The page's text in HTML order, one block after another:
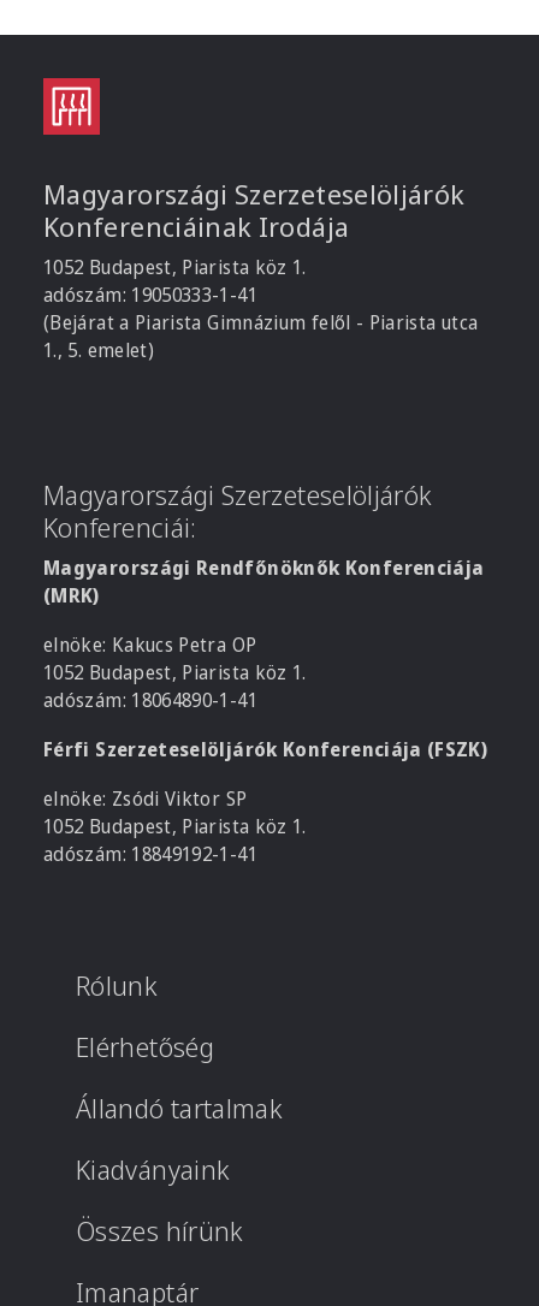
Magyarországi Szerzeteselöljárók
Konferenciáinak Irodája
1052 Budapest, Piarista köz 1.
adószám: 19050333-1-41
(Bejárat a Piarista Gimnázium felől - Piarista utca
1., 5. emelet)
Magyarországi Szerzeteselöljárók
Konferenciái:
Magyarországi Rendfőnöknők Konferenciája
(MRK)
elnöke: Kakucs Petra OP
1052 Budapest, Piarista köz 1.
adószám: 18064890-1-41
Férfi Szerzeteselöljárók Konferenciája (FSZK)
elnöke: Zsódi Viktor SP
1052 Budapest, Piarista köz 1.
adószám: 18849192-1-41
Rólunk
Elérhetőség
Állandó tartalmak
Kiadványaink
Összes hírünk
Imanaptár